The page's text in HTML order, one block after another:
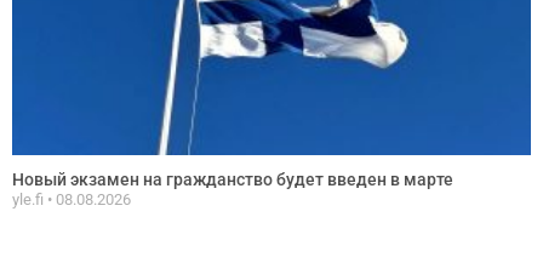
Новый экзамен на гражданство будет введен в марте
yle.fi 08.08.2026